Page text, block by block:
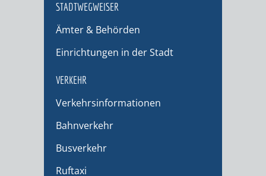
STADTWEGWEISER
Ämter & Behörden
Einrichtungen in der Stadt
VERKEHR
Verkehrsinformationen
Bahnverkehr
Busverkehr
Ruftaxi